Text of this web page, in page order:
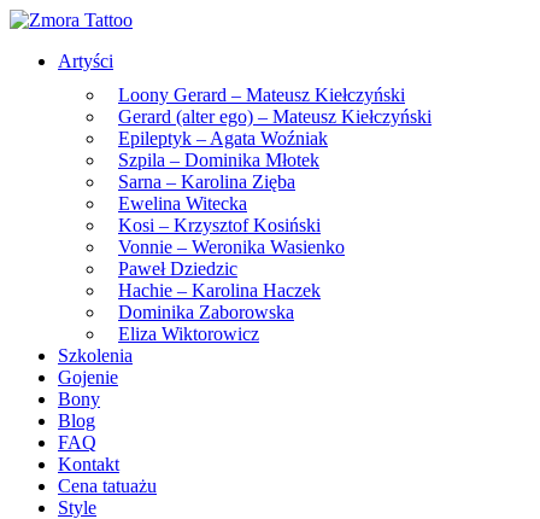
Skip
Artyści
Loony Gerard – Mateusz Kiełczyński
Gerard (alter ego) – Mateusz Kiełczyński
Epileptyk – Agata Woźniak
Szpila – Dominika Młotek
Sarna – Karolina Zięba
Ewelina Witecka
Kosi – Krzysztof Kosiński
Vonnie – Weronika Wasienko
Paweł Dziedzic
Hachie – Karolina Haczek
Dominika Zaborowska
Eliza Wiktorowicz
Szkolenia
Gojenie
Bony
Blog
FAQ
Kontakt
Cena tatuażu
Style